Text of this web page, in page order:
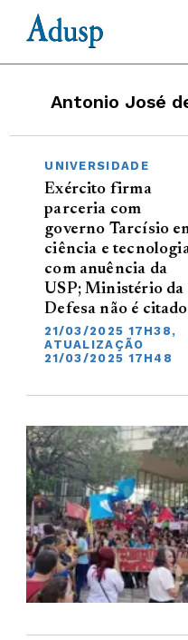
Antonio José
UNIVERSIDADE
Exército firma
parceria com
governo Tarcísio
ciência e
com anuência da
USP; Ministério da
Defesa não é citado
21/03/2025 17H38,
ATUALIZAÇÃO
21/03/2025 17H48